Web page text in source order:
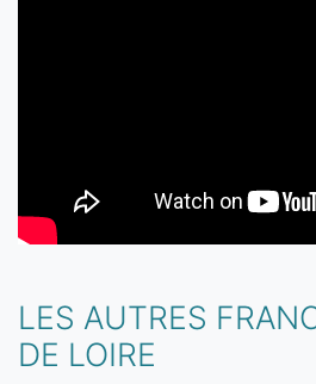
LES AUTRES
DE LOIRE